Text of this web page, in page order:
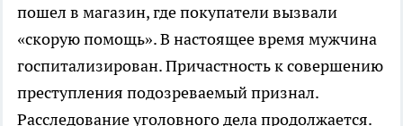
пошел в магазин, где покупатели вызвали
«скорую помощь». В настоящее время мужчина
госпитализирован. Причастность к совершению
преступления подозреваемый признал.
Расследование уголовного дела продолжается.